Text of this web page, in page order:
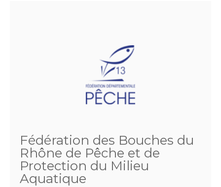
Fédération des Bouches du
Rhône de Pêche et de
Protection du Milieu
Aquatique